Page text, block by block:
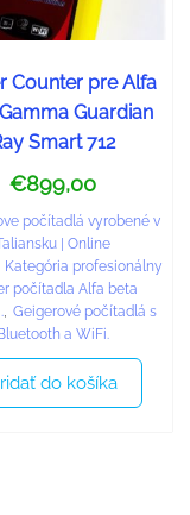
Counter pre Alfa
Guardian
Smart 712
€899,00
počítadlá vyrobené v
| Online
Kategória profesionálny
počítadla Alfa beta
, Geigerové počítadlá s
Bluetooth a WiFi.
do košíka